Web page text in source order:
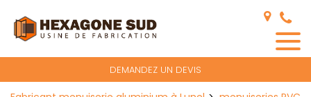
DEMANDEZ UN DEVIS